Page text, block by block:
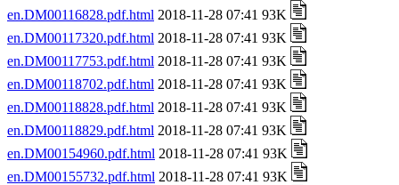
en.DM00116828.pdf.html 2018-11-28 07:41 93K
en.DM00117320.pdf.html 2018-11-28 07:41 93K
en.DM00117753.pdf.html 2018-11-28 07:41 93K
en.DM00118702.pdf.html 2018-11-28 07:41 93K
en.DM00118828.pdf.html 2018-11-28 07:41 93K
en.DM00118829.pdf.html 2018-11-28 07:41 93K
en.DM00154960.pdf.html 2018-11-28 07:41 93K
en.DM00155732.pdf.html 2018-11-28 07:41 93K